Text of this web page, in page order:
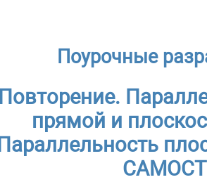
Поурочные
Повторение.
прямой и
Параллельность